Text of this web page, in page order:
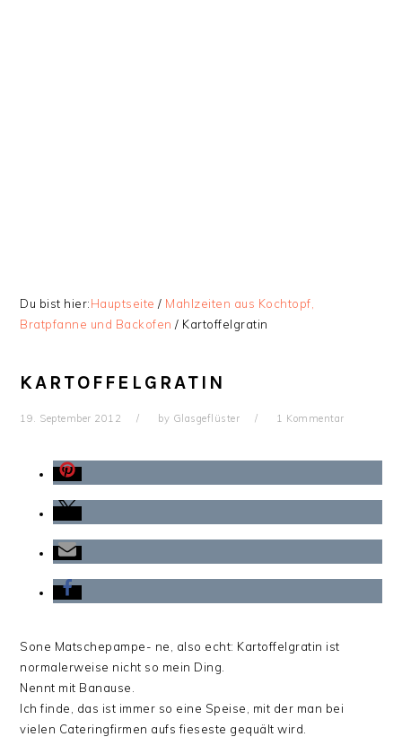
Du bist hier:Hauptseite / Mahlzeiten aus Kochtopf,
Bratpfanne und Backofen / Kartoffelgratin
KARTOFFELGRATIN
19. September 2012 by Glasgeflüster 1 Kommentar
Sone Matschepampe- ne, also echt: Kartoffelgratin ist
normalerweise nicht so mein Ding.
Nennt mit Banause.
Ich finde, das ist immer so eine Speise, mit der man bei
vielen Cateringfirmen aufs fieseste gequält wird.